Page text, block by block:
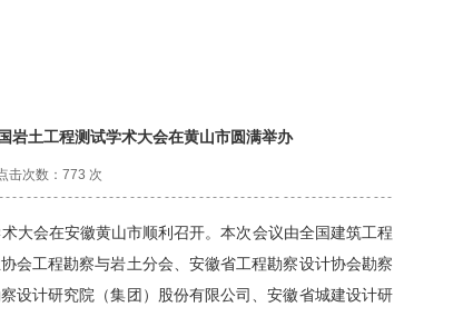
土工程测试学术大会在黄山市圆满举办
击次数：773 次
大会在安徽黄山市顺利召开。本次会议由全国建筑工程
会工程勘察与岩土分会、安徽省工程勘察设计协会勘察
设计研究院（集团）股份有限公司、安徽省城建设计研